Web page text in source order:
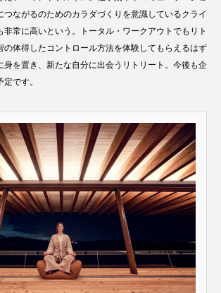
つながるのためのカラダづくりを意識しているクライ
非常に高いという。トータル・ワークアウトでもリト
の体得したコントロール方法を体験してもらえるはず
身を置き、新たな自分に出会うリトリート。今後も企
です。